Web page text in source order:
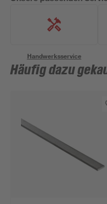
Handwerksservice
Häufig dazu